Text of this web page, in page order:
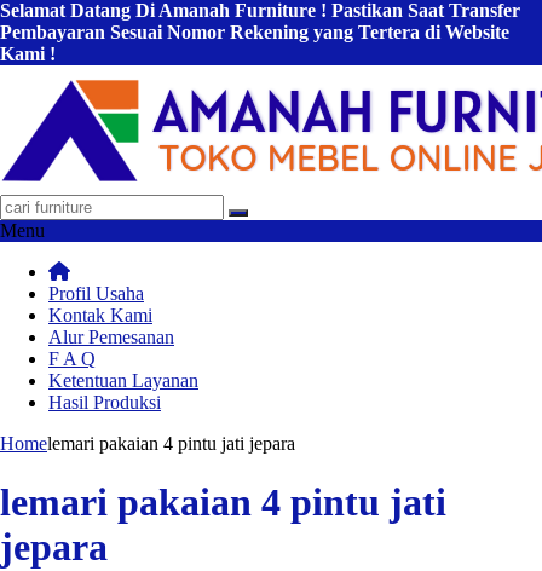
Selamat Datang Di Amanah Furniture ! Pastikan Saat Transfer
Pembayaran Sesuai Nomor Rekening yang Tertera di Website
Kami !
Menu
Profil Usaha
Kontak Kami
Alur Pemesanan
F A Q
Ketentuan Layanan
Hasil Produksi
Homelemari pakaian 4 pintu jati jepara
lemari pakaian 4 pintu jati
jepara